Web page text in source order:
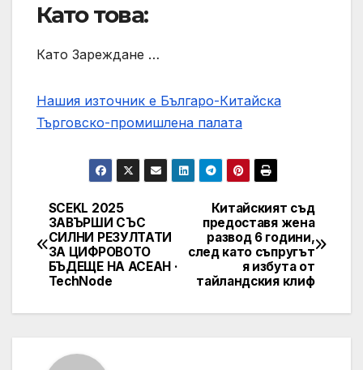
Като това:
Като Зареждане …
Нашия източник е Българо-Китайска
Търговско-промишлена палaта
Post
navigation
Китайският съд
предоставя жена
развод 6 години,
след като съпругът
я избута от
тайландския клиф
SCEKL 2025
ЗАВЪРШИ СЪС
СИЛНИ РЕЗУЛТАТИ
ЗА ЦИФРОВОТО
БЪДЕЩЕ НА АСЕАН ·
TechNode